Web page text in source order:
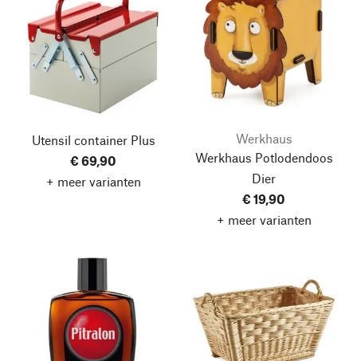
Utensil container Plus
€ 69,90
+ meer varianten
Werkhaus
Werkhaus Potlodendoos
Dier
€ 19,90
+ meer varianten